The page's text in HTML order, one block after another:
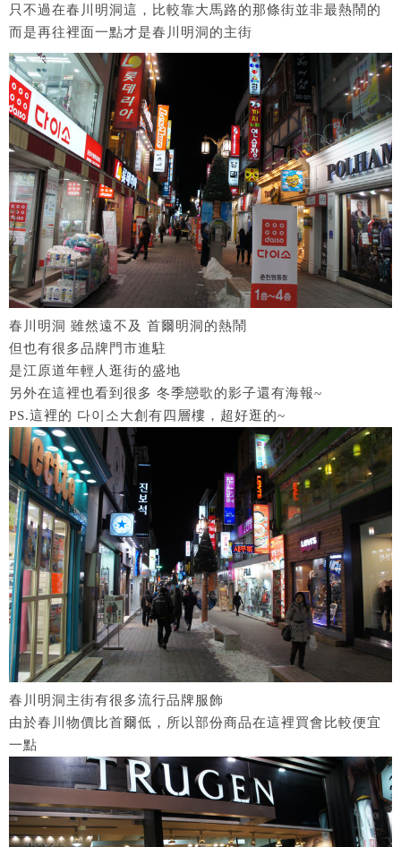
只不過在春川明洞這，比較靠大馬路的那條街並非最熱鬧的
而是再往裡面一點才是春川明洞的主街
春川明洞 雖然遠不及 首爾明洞的熱鬧
但也有很多品牌門市進駐
是江原道年輕人逛街的盛地
另外在這裡也看到很多 冬季戀歌的影子還有海報~
PS.這裡的 다이소大創有四層樓，超好逛的~
春川明洞主街有很多流行品牌服飾
由於春川物價比首爾低，所以部份商品在這裡買會比較便宜
一點